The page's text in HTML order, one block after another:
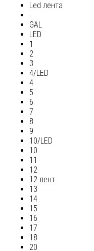
Led лента
-
GAL
LED
1
2
3
4/LED
4
5
6
7
8
9
10/LED
10
11
12
12 лент.
13
14
15
16
17
18
20